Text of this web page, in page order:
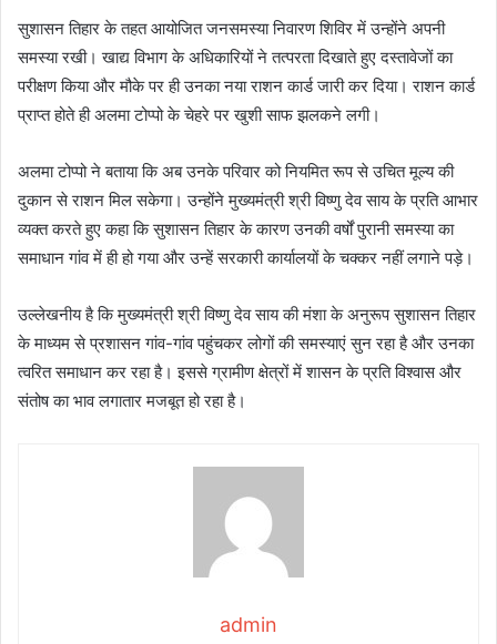
सुशासन तिहार के तहत आयोजित जनसमस्या निवारण शिविर में उन्होंने अपनी
समस्या रखी। खाद्य विभाग के अधिकारियों ने तत्परता दिखाते हुए दस्तावेजों का
परीक्षण किया और मौके पर ही उनका नया राशन कार्ड जारी कर दिया। राशन कार्ड
प्राप्त होते ही अलमा टोप्पो के चेहरे पर खुशी साफ झलकने लगी।
अलमा टोप्पो ने बताया कि अब उनके परिवार को नियमित रूप से उचित मूल्य की
दुकान से राशन मिल सकेगा। उन्होंने मुख्यमंत्री श्री विष्णु देव साय के प्रति आभार
व्यक्त करते हुए कहा कि सुशासन तिहार के कारण उनकी वर्षों पुरानी समस्या का
समाधान गांव में ही हो गया और उन्हें सरकारी कार्यालयों के चक्कर नहीं लगाने पड़े।
उल्लेखनीय है कि मुख्यमंत्री श्री विष्णु देव साय की मंशा के अनुरूप सुशासन तिहार
के माध्यम से प्रशासन गांव-गांव पहुंचकर लोगों की समस्याएं सुन रहा है और उनका
त्वरित समाधान कर रहा है। इससे ग्रामीण क्षेत्रों में शासन के प्रति विश्वास और
संतोष का भाव लगातार मजबूत हो रहा है।
admin